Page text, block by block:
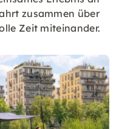
zusammen über
Zeit miteinander.